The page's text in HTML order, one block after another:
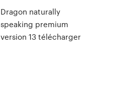
Dragon naturally
speaking premium
version 13 télécharger